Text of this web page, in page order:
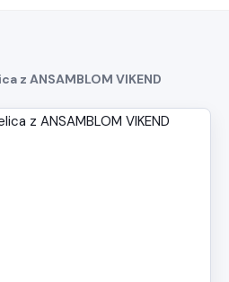
z ANSAMBLOM VIKEND